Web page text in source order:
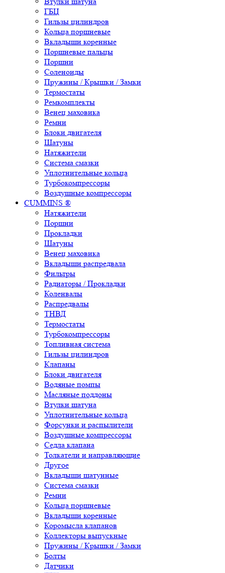
ГБЦ
Гильзы цилиндров
Кольца поршневые
Вкладыши коренные
Поршневые пальцы
Поршни
Соленоиды
Пружины / Крышки / Замки
Термостаты
Ремкомплекты
Венец маховика
Ремни
Блоки двигателя
Шатуны
Натяжители
Система смазки
Уплотнительные кольца
Турбокомпрессоры
Воздушные компрессоры
CUMMINS ®
Натяжители
Поршни
Прокладки
Шатуны
Венец маховика
Вкладыши распредвала
Фильтры
Радиаторы / Прокладки
Коленвалы
Распредвалы
ТНВД
Термостаты
Турбокомпрессоры
Топливная система
Гильзы цилиндров
Клапаны
Блоки двигателя
Водяные помпы
Масляные поддоны
Втулки шатуна
Уплотнительные кольца
Форсунки и распылители
Воздушные компрессоры
Седла клапана
Толкатели и направляющие
Другое
Вкладыши шатунные
Система смазки
Ремни
Кольца поршневые
Вкладыши коренные
Коромысла клапанов
Коллекторы выпускные
Пружины / Крышки / Замки
Болты
Датчики